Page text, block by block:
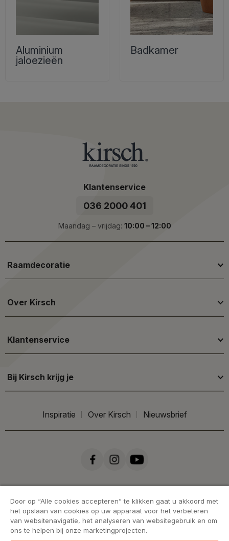
Aluminium
jaloezieën
Badkamer
Klantenservice
036 2000 401
Maandag – vrijdag: 10:00 – 12:00
Raamdecoratie
Over Kirsch
Klantenservice
Bij Kirsch krijg je
Inspiratie Over Kirsch Nieuwsbrief
Door op “Alle cookies accepteren” te klikken gaat u akkoord met
het opslaan van cookies op uw apparaat voor het verbeteren
van websitenavigatie, het analyseren van websitegebruik en om
ons te helpen bij onze marketingprojecten.